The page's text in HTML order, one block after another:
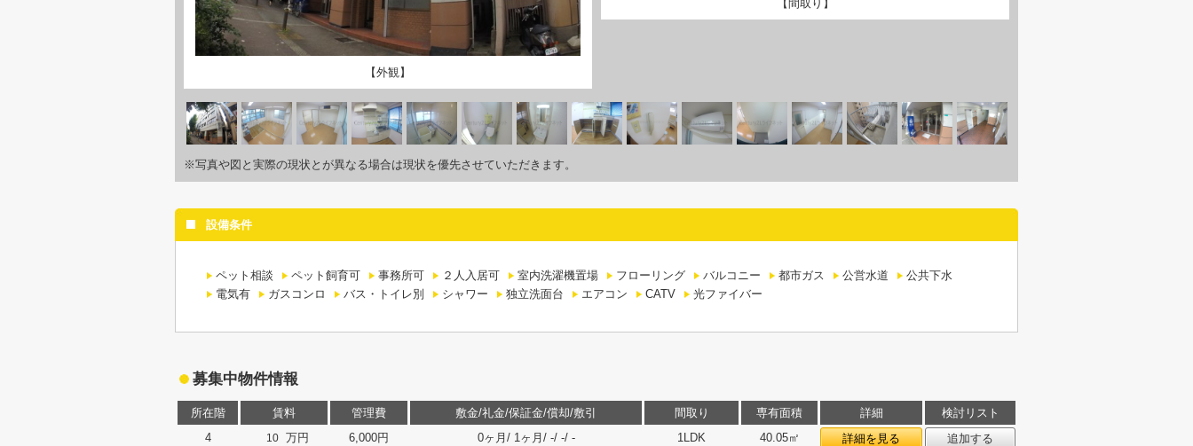
【外観】
【間取り】
※写真や図と実際の現状とが異なる場合は現状を優先させていただきます。
設備条件
ペット相談 ペット飼育可 事務所可 ２人入居可 室内洗濯機置場 フローリング バルコニー 都市ガス 公営水道
公共下水
電気有
ガスコンロ バス・トイレ別 シャワー 独立洗面台 エアコン CATV 光ファイバー
募集中物件情報
所在階 賃料 管理費 敷金/礼金/保証金/償却/敷引 間取り 専有面積 詳細
検討リスト
4
10 万円 6,000円 0ヶ月/ 1ヶ月/ -/ -/ - 1LDK 40.05㎡ 詳細を見る 追加する